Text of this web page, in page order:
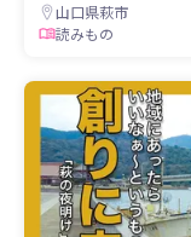
山口県萩市
読みもの